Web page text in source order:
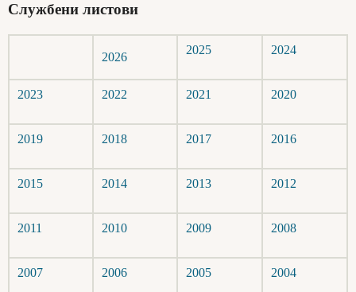
Службени листови
2026
2025 2024
2023 2022 2021 2020
2019 2018 2017 2016
2015 2014 2013 2012
2011 2010 2009 2008
2007 2006 2005 2004